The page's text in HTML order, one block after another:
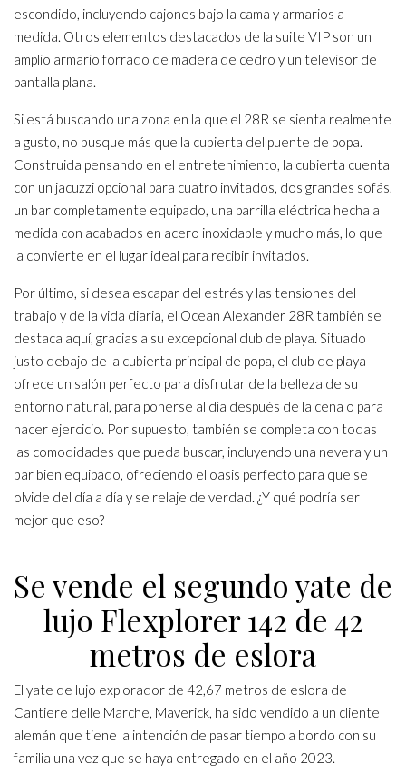
escondido, incluyendo cajones bajo la cama y armarios a
medida. Otros elementos destacados de la suite VIP son un
amplio armario forrado de madera de cedro y un televisor de
pantalla plana.
Si está buscando una zona en la que el 28R se sienta realmente
a gusto, no busque más que la cubierta del puente de popa.
Construida pensando en el entretenimiento, la cubierta cuenta
con un jacuzzi opcional para cuatro invitados, dos grandes sofás,
un bar completamente equipado, una parrilla eléctrica hecha a
medida con acabados en acero inoxidable y mucho más, lo que
la convierte en el lugar ideal para recibir invitados.
Por último, si desea escapar del estrés y las tensiones del
trabajo y de la vida diaria, el Ocean Alexander 28R también se
destaca aquí, gracias a su excepcional club de playa. Situado
justo debajo de la cubierta principal de popa, el club de playa
ofrece un salón perfecto para disfrutar de la belleza de su
entorno natural, para ponerse al día después de la cena o para
hacer ejercicio. Por supuesto, también se completa con todas
las comodidades que pueda buscar, incluyendo una nevera y un
bar bien equipado, ofreciendo el oasis perfecto para que se
olvide del día a día y se relaje de verdad. ¿Y qué podría ser
mejor que eso?
Se vende el segundo yate de
lujo Flexplorer 142 de 42
metros de eslora
El yate de lujo explorador de 42,67 metros de eslora de
Cantiere delle Marche, Maverick, ha sido vendido a un cliente
alemán que tiene la intención de pasar tiempo a bordo con su
familia una vez que se haya entregado en el año 2023.